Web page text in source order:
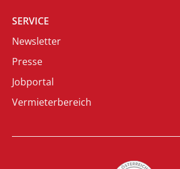
SERVICE
Newsletter
Presse
Jobportal
Vermieterbereich